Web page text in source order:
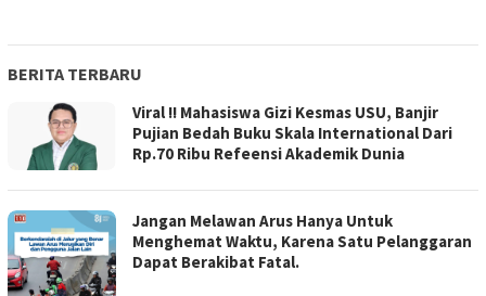
BERITA TERBARU
Viral !! Mahasiswa Gizi Kesmas USU, Banjir
Pujian Bedah Buku Skala International Dari
Rp.70 Ribu Refeensi Akademik Dunia
Jangan Melawan Arus Hanya Untuk
Menghemat Waktu, Karena Satu Pelanggaran
Dapat Berakibat Fatal.